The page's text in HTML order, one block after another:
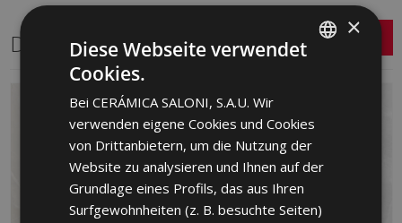
Dasselbe Format
GERMAN
PORTUGUESE
×
Diese Webseite verwendet
Cookies.
Bei CERÁMICA SALONI, S.A.U. Wir
verwenden eigene Cookies und Cookies
von Drittanbietern, um die Nutzung der
Website zu analysieren und Ihnen auf der
Grundlage eines Profils, das aus Ihren
Surfgewohnheiten (z. B. besuchte Seiten)